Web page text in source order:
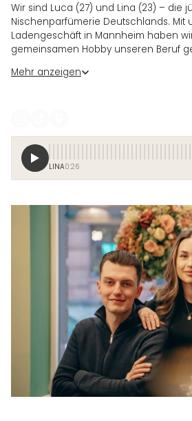
Wir sind Luca (27) und Lina (23) – die
Nischenparfümerie Deutschlands. Mit
Ladengeschäft in Mannheim haben
gemeinsamen Hobby unseren Beruf
Nischenmarken.
und mit echter Leidenschaft.
Mehr anzeigen
LINA0:26